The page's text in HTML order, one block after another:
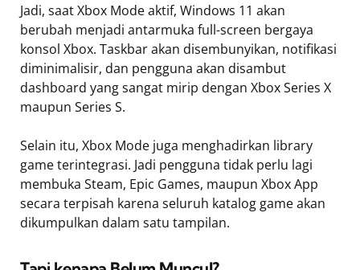
Jadi, saat Xbox Mode aktif, Windows 11 akan
berubah menjadi antarmuka full-screen bergaya
konsol Xbox. Taskbar akan disembunyikan, notifikasi
diminimalisir, dan pengguna akan disambut
dashboard yang sangat mirip dengan Xbox Series X
maupun Series S.
Selain itu, Xbox Mode juga menghadirkan library
game terintegrasi. Jadi pengguna tidak perlu lagi
membuka Steam, Epic Games, maupun Xbox App
secara terpisah karena seluruh katalog game akan
dikumpulkan dalam satu tampilan.